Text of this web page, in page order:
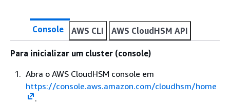
Console AWS CLI AWS CloudHSM API
Para inicializar um cluster (console)
Abra o AWS CloudHSM console em
https://console.aws.amazon.com/cloudhsm/home
.